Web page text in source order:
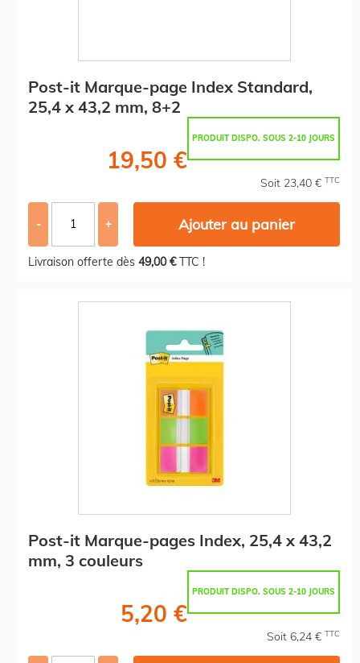
Post-it Marque-page Index Standard,
25,4 x 43,2 mm, 8+2
PRODUIT DISPO. SOUS 2-10 JOURS
19,50 €
Soit 23,40 € TTC
- + Ajouter au panier
Livraison offerte dès 49,00 €TTC !
Post-it Marque-pages Index, 25,4 x 43,2
mm, 3 couleurs
PRODUIT DISPO. SOUS 2-10 JOURS
5,20 €
Soit 6,24 € TTC